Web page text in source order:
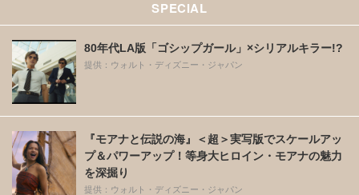
SPECIAL
80年代LA版「ゴシップガール」×シリアルキラー!?
提供：ウォルト・ディズニー・ジャパン
『モアナと伝説の海』＜超＞実写版でスケールアッ
プ＆パワーアップ！等身大ヒロイン・モアナの魅力
を深掘り
提供：ウォルト・ディズニー・ジャパン